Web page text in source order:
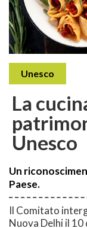
Unesco
La
Unesco
Un
Paese.
Il Comitato
Nuova Delhi il